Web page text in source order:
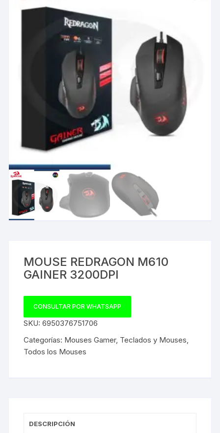
MOUSE REDRAGON M610
GAINER 3200DPI
CONSULTAR POR WHATSAPP
SKU:6950376751706
Categorías: Mouses Gamer, Teclados y Mouses
Todos los Mouses
DESCRIPCIÓN